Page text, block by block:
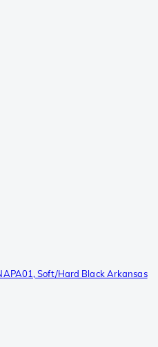
Soft/Hard Black Arkansas